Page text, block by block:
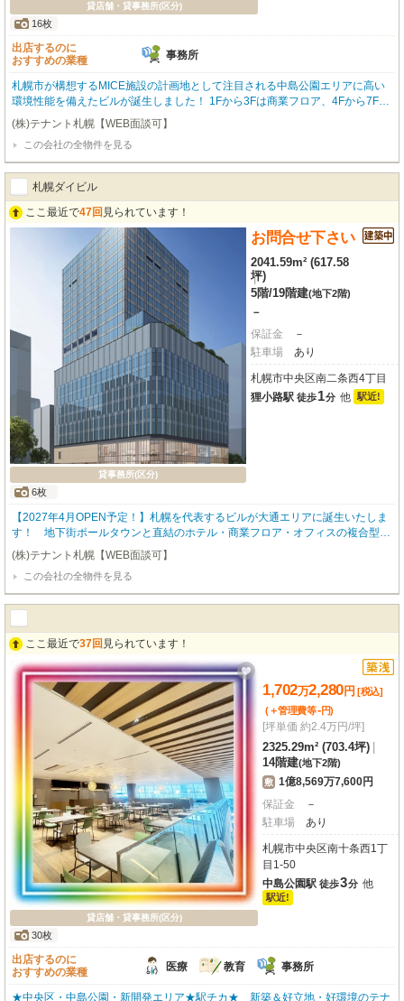
貸店舗・貸事務所(区分)
16枚
出店するのに
おすすめの業種
事務所
札幌市が構想するMICE施設の計画地として注目される中島公園エリアに高い
環境性能を備えたビルが誕生しました！ 1Fから3Fは商業フロア、4Fから7Fは
オフィスフロア、上層部にはリゾートホテル（インターコンチネンタル）を計
画しております。世界的な環境性能認証であるLEEDゴールド認証を取得予
定。災害にも備えた免震構造、非常用発電機により最大14日間営業可能、屋上
にはヘリポートも完備します。ビル設備：吹き抜けラウンジ、個別空調、エレ
ベーター７基、屋外テラス。 ※ネット非公開物件やレア物件も多数取り扱って
おります。まずはお問合せくださいませ！
(株)テナント札幌【WEB面談可】
この会社の全物件を見る
札幌ダイビル
ここ最近で47回 見られています！
貸事務所(区分)
6枚
お問合せ下さい
2041.59m² (617.58
坪)
|
5階/19階建(地下2階)
－
保証金
－
駐車場
あり
札幌市中央区南二条西4丁目
狸小路駅 徒歩1分 他 駅近!
【2027年4月OPEN予定！】札幌を代表するビルが大通エリアに誕生いたしま
す！ 地下街ポールタウンと直結のホテル・商業フロア・オフィスの複合型ハ
イグレードビルとなります。詳細につきましてはお問い合わせくださいませ。
⭐️ネット非公開物件やレア物件も多数ご紹介させていただきます。ぜひテナン
ト札幌にお任せください！！⭐️ ⭐️弊社HPに非公開物件を多数掲載しておりま
す！⭐️
(株)テナント札幌【WEB面談可】
この会社の全物件を見る
ここ最近で37回 見られています！
貸店舗・貸事務所(区分)
30枚
1,702万2,280円 [税込]
(＋管理費等-円)
[坪単価 約2.4万円/坪]
2325.29m² (703.4坪)
14階建(地下2階)
敷 1億8,569万7,600円
保証金
－
駐車場
あり
札幌市中央区南十条西1丁
目1-50
中島公園駅 徒歩3分 他
駅近!
出店するのに
おすすめの業種
医療 教育 事務所
★中央区・中島公園・新開発エリア★駅チカ★ 新築＆好立地・好環境のテナ